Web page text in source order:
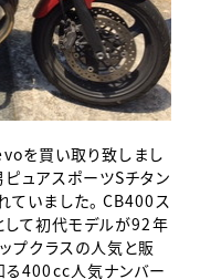
を買い取り致しまし
ピュアスポーツSチタン
ていました。 CB400ス
して初代モデルが92年
プクラスの人気と販
る400cc人気ナンバー